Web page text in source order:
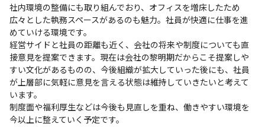
社内環境の整備にも取り組んでおり、オフィスを増床したため
広々とした執務スペースがあるのも魅力。社員が快適に仕事を進
めていける環境です。
経営サイドと社員の距離も近く、会社の将来や制度についても直
接意見を提案できます。現在は会社の黎明期だからこそ提案しや
すい文化があるものの、今後組織が拡大していった後にも、社員
が上層部に気軽に意見を言える状態は維持していきたいと考えて
います。
制度面や福利厚生などは今後も見直しを重ね、働きやすい環境を
今以上に整えていく予定です。